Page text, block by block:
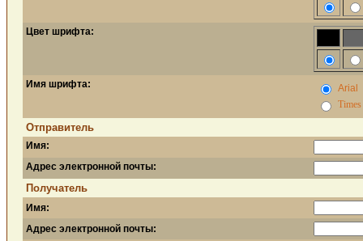
Цвет шрифта:
Имя шрифта:
Arial
Отправитель
Имя:
Адрес электронной почты:
Получатель
Имя:
Адрес электронной почты: